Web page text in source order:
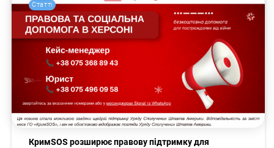
Статті
КримSOS розширює правову підтримку для